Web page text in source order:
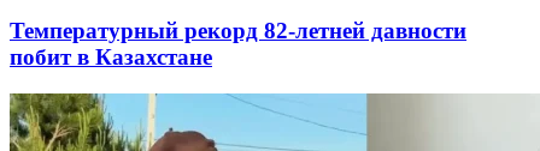
Температурный рекорд 82-летней давности
побит в Казахстане